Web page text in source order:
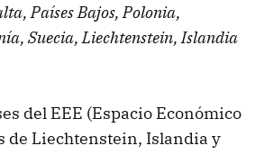
Países Bajos, Polonia,
Suecia, Liechtenstein, Islandia
del EEE (Espacio Económico
de Liechtenstein, Islandia y